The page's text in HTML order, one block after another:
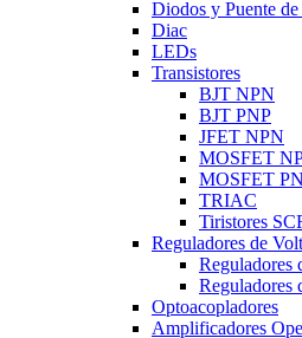
Diodos y Puente
Diac
LEDs
Transistores
BJT NPN
BJT PNP
JFET NPN
MOSFET
MOSFET
TRIAC
Tiristores
Reguladores de
Reguladores
Reguladores
Optoacopladores
Amplificadores